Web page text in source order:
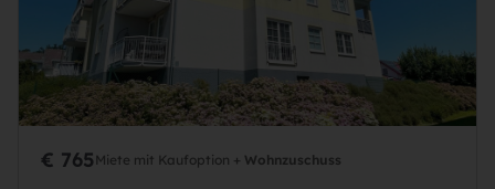
€ 765 Miete mit Kaufoption + Wohnzuschuss